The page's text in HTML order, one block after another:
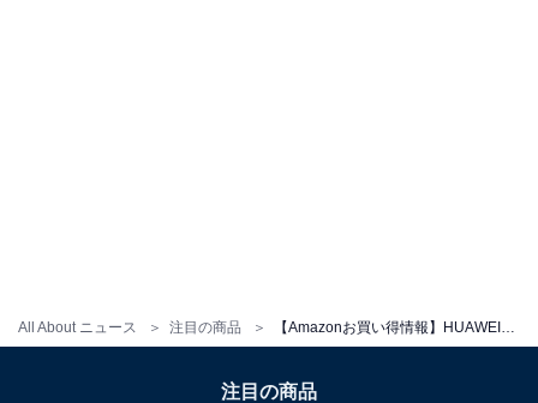
All About ニュース 注目の商品
注目の商品